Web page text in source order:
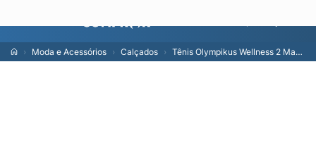
Moda e Acessórios Calçados Tênis Olympikus Wellness 2 Masculino 40 Azul